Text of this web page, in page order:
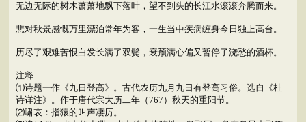
无边无际的树木萧萧地飘下落叶，望不到头的长江水滚滚奔腾而来。
悲对秋景感慨万里漂泊常年为客，一生当中疾病缠身今日独上高台。
历尽了艰难苦恨白发长满了双鬓，衰颓满心偏又暂停了浇愁的酒杯。
注释
⑴诗题一作《九日登高》。古代农历九月九日有登高习俗。选自《杜
诗详注》。作于唐代宗大历二年（767）秋天的重阳节。
⑵啸哀：指猿的叫声凄厉。